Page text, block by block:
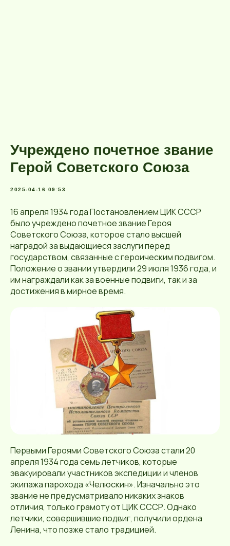
Учреждено почетное звание
Герой Советского Союза
2025-04-16 09:53
16 апреля 1934 года Постановлением ЦИК СССР
было учреждено почетное звание Героя
Советского Союза, которое стало высшей
наградой за выдающиеся заслуги перед
государством, связанные с героическим подвигом.
Положение о звании утвердили 29 июля 1936 года, и
им награждали как за военные подвиги, так и за
достижения в мирное время.
Первыми Героями Советского Союза стали 20
апреля 1934 года семь летчиков, которые
эвакуировали участников экспедиции и членов
экипажа парохода «Челюскин». Изначально это
звание не предусматривало никаких знаков
отличия, только грамоту от ЦИК СССР. Однако
летчики, совершившие подвиг, получили ордена
Ленина, что позже стало традицией.